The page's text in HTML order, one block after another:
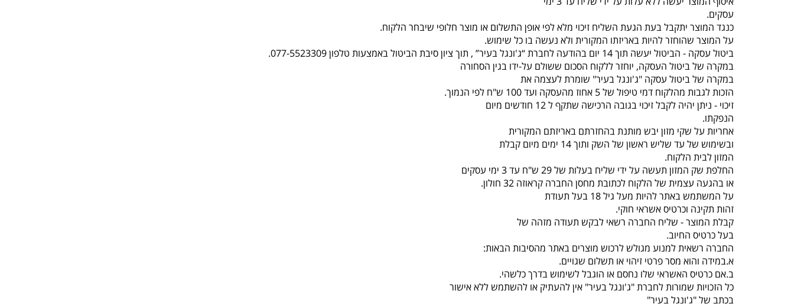
עסקים.
כנגד המוצר יתקבל בעת הגעת השליח זיכוי מלא לפי אופן התשלום או מוצר חלופי שיבחר הלקוח.
על המוצר שהוחזר להיות באריזתו המקורית ולא נעשה בו כל שימוש.
ביטול עסקה - הביטול יעשה תוך 14 יום בהודעה לחברת “ג'ונגל בעיר” , תוך ציון סיבת הביטול באמצעות טלפון 077-5523309.
במקרה של ביטול העסקה, יוחזר ללקוח הסכום ששולם על-ידו בגין הסחורה
במקרה של ביטול עסקה "ג'ונגל בעיר" שומרת לעצמה את
הזכות לגבות מהלקוח דמי טיפול של 5 אחוז מהעסקה ועד 100 ש"ח לפי הנמוך.
זיכוי - ניתן יהיה לקבל זיכוי בגובה הרכישה שתקף ל 12 חודשים מיום
הנפקתו.
אחריות על שקי מזון יבש מותנת בהחזרתם באריזתם המקורית
ובשימוש של עד שליש ראשון של השק ותוך 14 ימים מיום קבלת
המזון לבית הלקוח.
החלפת שק המזון תעשה על ידי שליח בעלות של 29 ש"ח עד 3 ימי עסקים
או בהגעה עצמית של הלקוח לכתובת מחסן החברה קראוזה 32 חולון.
על המשתמש באתר להיות מעל גיל 18 בעל תעודת
זהות תקינה וכרטיס אשראי חוקי.
קבלת המוצר - שליח החברה רשאי לבקש תעודה מזהה של
בעל כרטיס החיוב.
החברה רשאית למנוע מגולש לרכוש מוצרים באתר מהסיבות הבאות:
א.במידה והוא מסר פרטי זיהוי או תשלום שגויים.
ב.אם כרטיס האשראי שלו נחסם או הוגבל לשימוש בדרך כלשהי.
כל הזכויות שמורות לחברת "ג'ונגל בעיר" אין להעתיק או להשתמש ללא אישור
בכתב של "ג'ונגל בעיר"